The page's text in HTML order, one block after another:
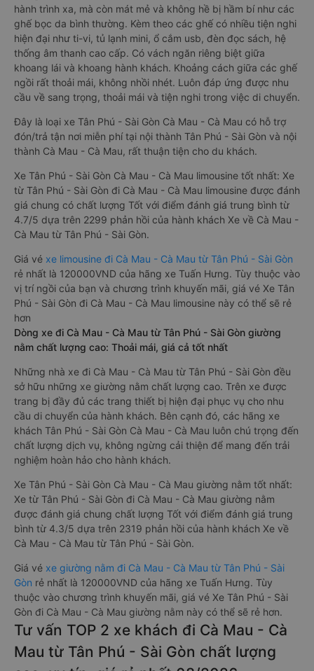
hành trình xa, mà còn mát mẻ và không hề bị hầm bí như các
ghế bọc da bình thường. Kèm theo các ghế có nhiều tiện nghi
hiện đại như ti-vi, tủ lạnh mini, ổ cắm usb, đèn đọc sách, hệ
thống âm thanh cao cấp. Có vách ngăn riêng biệt giữa
khoang lái và khoang hành khách. Khoảng cách giữa các ghế
ngồi rất thoải mái, không nhồi nhét. Luôn đáp ứng được nhu
cầu về sang trọng, thoải mái và tiện nghi trong việc di chuyển.
Đây là loại xe Tân Phú - Sài Gòn Cà Mau - Cà Mau có hỗ trợ
đón/trả tận nơi miễn phí tại nội thành Tân Phú - Sài Gòn và nội
thành Cà Mau - Cà Mau, rất thuận tiện cho du khách.
Xe Tân Phú - Sài Gòn Cà Mau - Cà Mau limousine tốt nhất: Xe
từ Tân Phú - Sài Gòn đi Cà Mau - Cà Mau limousine được đánh
giá chung có chất lượng Tốt với điểm đánh giá trung bình từ
4.7/5 dựa trên 2299 phản hồi của hành khách Xe về Cà Mau -
Cà Mau từ Tân Phú - Sài Gòn.
Giá vé xe limousine đi Cà Mau - Cà Mau từ Tân Phú - Sài Gòn
rẻ nhất là 120000VND của hãng xe Tuấn Hưng. Tùy thuộc vào
vị trí ngồi của bạn và chương trình khuyến mãi, giá vé Xe Tân
Phú - Sài Gòn đi Cà Mau - Cà Mau limousine này có thể sẽ rẻ
hơn
Dòng xe đi Cà Mau - Cà Mau từ Tân Phú - Sài Gòn giường
nằm chất lượng cao: Thoải mái, giá cả tốt nhất
Những nhà xe đi Cà Mau - Cà Mau từ Tân Phú - Sài Gòn đều
sở hữu những xe giường nằm chất lượng cao. Trên xe được
trang bị đầy đủ các trang thiết bị hiện đại phục vụ cho nhu
cầu di chuyển của hành khách. Bên cạnh đó, các hãng xe
khách Tân Phú - Sài Gòn Cà Mau - Cà Mau luôn chú trọng đến
chất lượng dịch vụ, không ngừng cải thiện để mang đến trải
nghiệm hoàn hảo cho hành khách.
Xe Tân Phú - Sài Gòn Cà Mau - Cà Mau giường nằm tốt nhất:
Xe từ Tân Phú - Sài Gòn đi Cà Mau - Cà Mau giường nằm
được đánh giá chung chất lượng Tốt với điểm đánh giá trung
bình từ 4.3/5 dựa trên 2319 phản hồi của hành khách Xe về
Cà Mau - Cà Mau từ Tân Phú - Sài Gòn.
Giá vé xe giường nằm đi Cà Mau - Cà Mau từ Tân Phú - Sài
Gòn rẻ nhất là 120000VND của hãng xe Tuấn Hưng. Tùy
thuộc vào chương trình khuyến mãi, giá vé Xe Tân Phú - Sài
Gòn đi Cà Mau - Cà Mau giường nằm này có thể sẽ rẻ hơn.
Tư vấn TOP 2 xe khách đi Cà Mau - Cà
Mau từ Tân Phú - Sài Gòn chất lượng